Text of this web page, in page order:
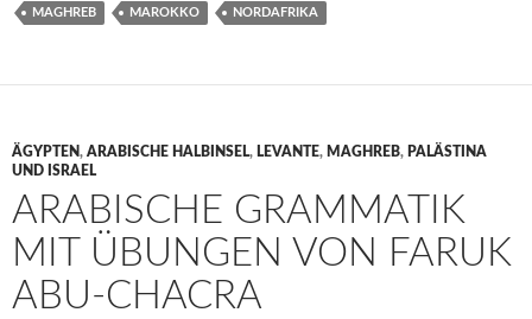
MAGHREB MAROKKO NORDAFRIKA
ÄGYPTEN, ARABISCHE HALBINSEL, LEVANTE, MAGHREB, PALÄSTINA
UND ISRAEL
ARABISCHE GRAMMATIK
MIT ÜBUNGEN VON FARUK
ABU-CHACRA